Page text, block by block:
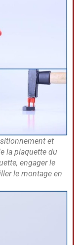
et
la plaquette du
engager le
le montage en